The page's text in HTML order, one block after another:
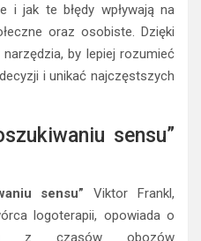
i jak te błędy wpływają na
oraz osobiste. Dzięki
by lepiej rozumieć
i unikać najczęstszych
sensu”
sensu” Viktor Frankl,
logoterapii, opowiada o
z czasów obozów